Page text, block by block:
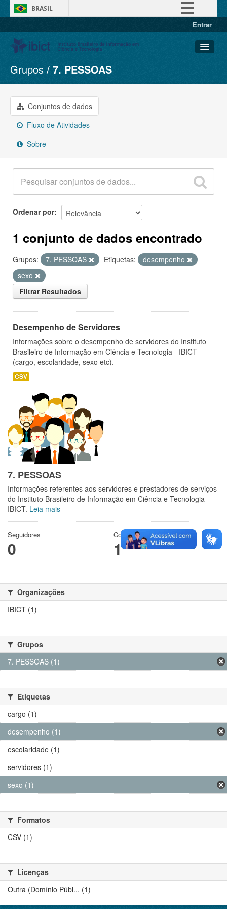
BRASIL
Entrar
Conjuntos de dados
Organizações
Grupos
Sobre
Grupos 7. PESSOAS
Conjuntos de dados
Fluxo de Atividades
Sobre
Ordenar por
1 conjunto de dados encontrado
Grupos: 7. PESSOAS Etiquetas:
desempenho
sexo
Filtrar Resultados
Desempenho de Servidores
Informações sobre o desempenho de servidores do Instituto
Brasileiro de Informação em Ciência e Tecnologia - IBICT
(cargo, escolaridade, sexo etc).
CSV
7. PESSOAS
Informações referentes aos servidores e prestadores de serviços
do Instituto Brasileiro de Informação em Ciência e Tecnologia -
IBICT. Leia mais
Seguidores
0
Conjuntos de dados
1
Organizações
IBICT (1)
Grupos
7. PESSOAS (1)
Etiquetas
cargo (1)
desempenho (1)
escolaridade (1)
servidores (1)
sexo (1)
Formatos
CSV (1)
Licenças
Outra (Domínio Públ... (1)